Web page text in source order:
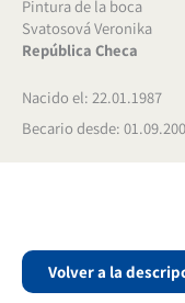
Pintura de la boca
Svatosová Veronika
República Checa
Nacido el: 22.01.1987
Becario desde:
Volver a la